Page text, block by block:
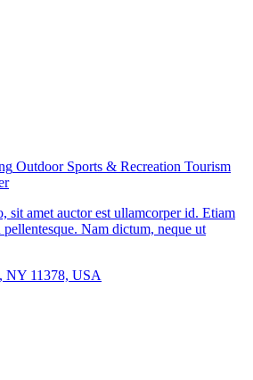
Outdoor Sports & Recreation Tourism
sit amet auctor est ullamcorper id. Etiam
Nam dictum, neque ut
NY 11378, USA